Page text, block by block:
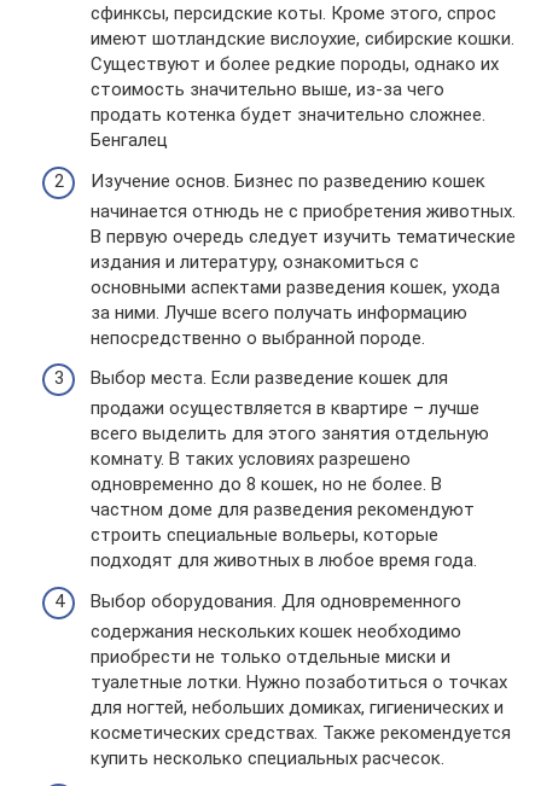
сфинксы, персидские коты. Кроме этого, спрос
имеют шотландские вислоухие, сибирские кошки.
Существуют и более редкие породы, однако их
стоимость значительно выше, из-за чего
продать котенка будет значительно сложнее.
Бенгалец
Изучение основ. Бизнес по разведению кошек
начинается отнюдь не с приобретения животных.
В первую очередь следует изучить тематические
издания и литературу, ознакомиться с
основными аспектами разведения кошек, ухода
за ними. Лучше всего получать информацию
непосредственно о выбранной породе.
Выбор места. Если разведение кошек для
продажи осуществляется в квартире – лучше
всего выделить для этого занятия отдельную
комнату. В таких условиях разрешено
одновременно до 8 кошек, но не более. В
частном доме для разведения рекомендуют
строить специальные вольеры, которые
подходят для животных в любое время года.
Выбор оборудования. Для одновременного
содержания нескольких кошек необходимо
приобрести не только отдельные миски и
туалетные лотки. Нужно позаботиться о точках
для ногтей, небольших домиках, гигиенических и
косметических средствах. Также рекомендуется
купить несколько специальных расчесок.